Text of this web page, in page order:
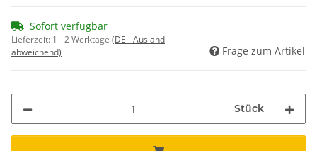
Sofort verfügbar
Lieferzeit: 1 - 2 Werktage (DE - Ausland
abweichend)
Frage zum Artikel
Stück